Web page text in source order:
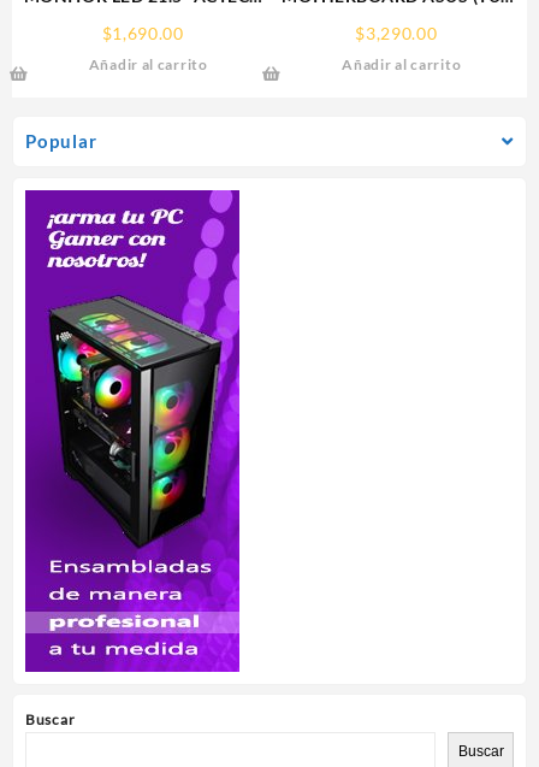
Popular
Buscar
Buscar
$1,690.00
Añadir al carrito
II) SOCKET
AM4,4*DDR4,HDMI,DP,PCIE-
$3,290.00
Añadir al carrito